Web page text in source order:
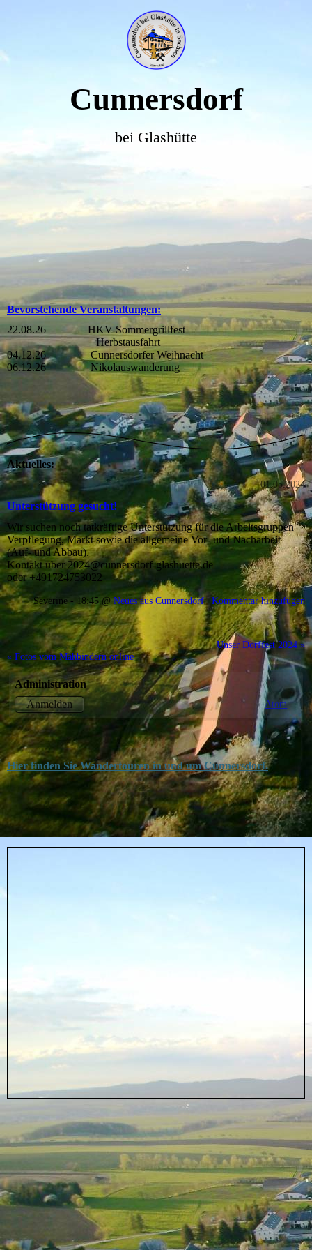
Cunnersdorf
bei Glashütte
Bevorstehende Veranstaltungen:
22.08.26 HKV-Sommergrillfest
Herbstausfahrt
04.12.26 Cunnersdorfer Weihnacht
06.12.26 Nikolauswanderung
Aktuelles:
01.05.2024
Unterstützung gesucht!
Wir suchen noch tatkräftige Unterstützung für die Arbeitsgruppen
Verpflegung, Markt sowie die allgemeine Vor- und Nacharbeit
(Auf- und Abbau).
Kontakt über 2024@cunnersdorf-glashuette.de
oder +491724753022
Severine - 18:45 @ Neues aus Cunnersdorf| Kommentar hinzufügen
Unser Dorffest 2024 »
« Fotos vom Mähbindern online
Administration
Anmelden
Atom
Hier finden Sie Wandertouren in und um Cunnersdorf.